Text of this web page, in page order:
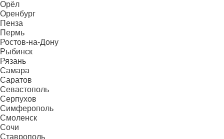
Орёл
Оренбург
Пенза
Пермь
Ростов-на-Дону
Рыбинск
Рязань
Самара
Саратов
Севастополь
Серпухов
Симферополь
Смоленск
Сочи
Ставрополь